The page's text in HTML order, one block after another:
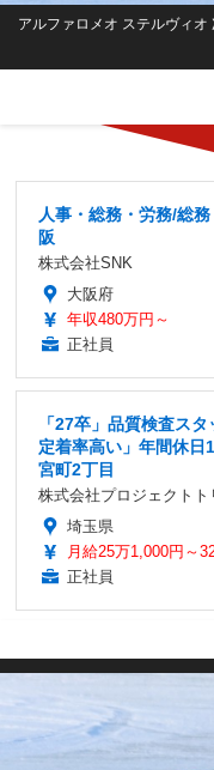
アルファロメオ ステルヴィオ
人事・総務・労務/総
阪
株式会社SNK
大阪府
年収480万円～
正社員
「27卒」品質検査ス
定着率高い」年間休日
宮町2丁目
株式会社プロジェクトト
埼玉県
月給25万1,000円～
正社員